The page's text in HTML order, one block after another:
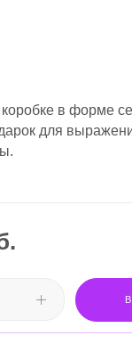
в форме
для